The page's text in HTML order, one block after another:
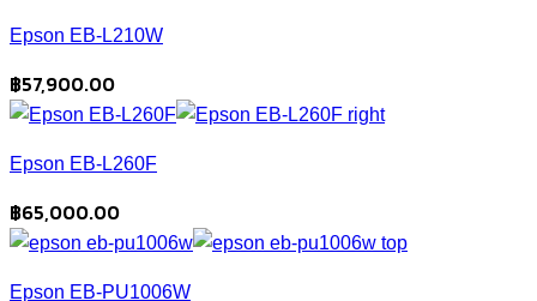
฿56,900.00.
Epson EB-L210W
฿57,900.00
Epson EB-L260F
฿65,000.00
Epson EB-PU1006W